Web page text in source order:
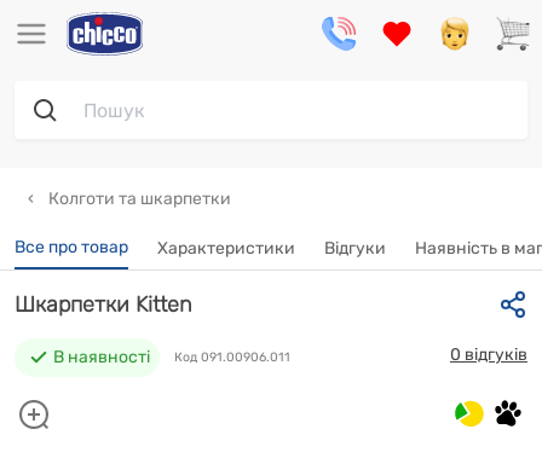
Колготи та шкарпетки
Все про товар Характеристики Відгуки Наявність в
Шкарпетки Kitten
В наявності Код 091.00906.011 0 відгуків